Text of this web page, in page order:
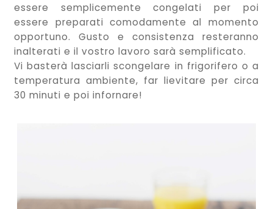
essere semplicemente congelati per poi
essere preparati comodamente al momento
opportuno. Gusto e consistenza resteranno
inalterati e il vostro lavoro sarà semplificato.
Vi basterà lasciarli scongelare in frigorifero o a
temperatura ambiente, far lievitare per circa
30 minuti e poi infornare!